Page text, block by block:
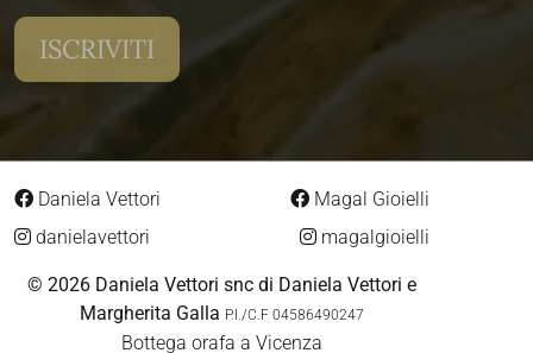
Daniela Vettori
danielavettori
Magal Gioielli
magalgioielli
© 2026 Daniela Vettori snc di Daniela Vettori e
Margherita Galla P.I./C.F 04586490247
Bottega orafa a Vicenza